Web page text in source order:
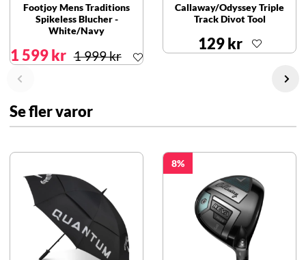
Footjoy Mens Traditions
Spikeless Blucher -
White/Navy
1 599 kr 1 999 kr
Callaway/Odyssey Triple
Track Divot Tool
129 kr
Se fler varor
8